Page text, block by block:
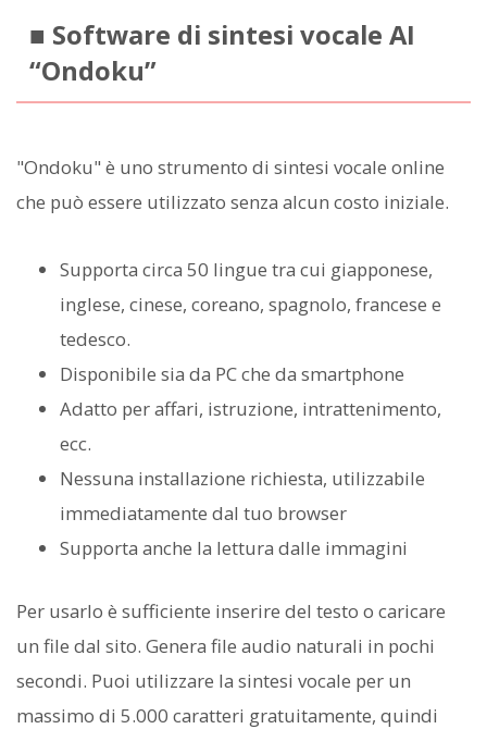
■ Software di sintesi vocale AI
“Ondoku”
"Ondoku" è uno strumento di sintesi vocale online
che può essere utilizzato senza alcun costo iniziale.
Supporta circa 50 lingue tra cui giapponese,
inglese, cinese, coreano, spagnolo, francese e
tedesco.
Disponibile sia da PC che da smartphone
Adatto per affari, istruzione, intrattenimento,
ecc.
Nessuna installazione richiesta, utilizzabile
immediatamente dal tuo browser
Supporta anche la lettura dalle immagini
Per usarlo è sufficiente inserire del testo o caricare
un file dal sito. Genera file audio naturali in pochi
secondi. Puoi utilizzare la sintesi vocale per un
massimo di 5.000 caratteri gratuitamente, quindi